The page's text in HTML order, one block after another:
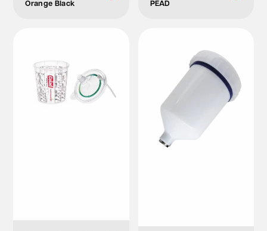
Orange Black
PEAD